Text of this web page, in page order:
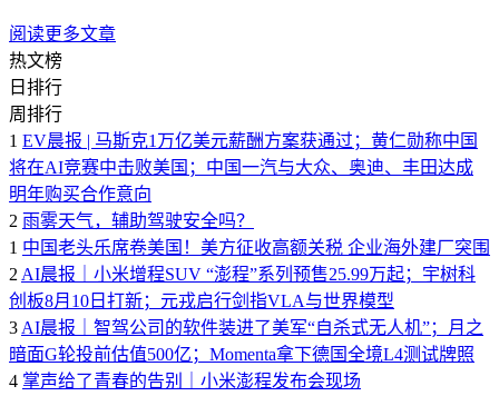
阅读更多文章
热文榜
日排行
周排行
1 EV晨报 | 马斯克1万亿美元薪酬方案获通过；黄仁勋称中国
将在AI竞赛中击败美国；中国一汽与大众、奥迪、丰田达成
明年购买合作意向
2 雨雾天气，辅助驾驶安全吗？
1 中国老头乐席卷美国！美方征收高额关税 企业海外建厂突围
2 AI晨报｜小米增程SUV “澎程”系列预售25.99万起；宇树科
创板8月10日打新；元戎启行剑指VLA与世界模型
3 AI晨报｜智驾公司的软件装进了美军“自杀式无人机”；月之
暗面G轮投前估值500亿；Momenta拿下德国全境L4测试牌照
4 掌声给了青春的告别｜小米澎程发布会现场